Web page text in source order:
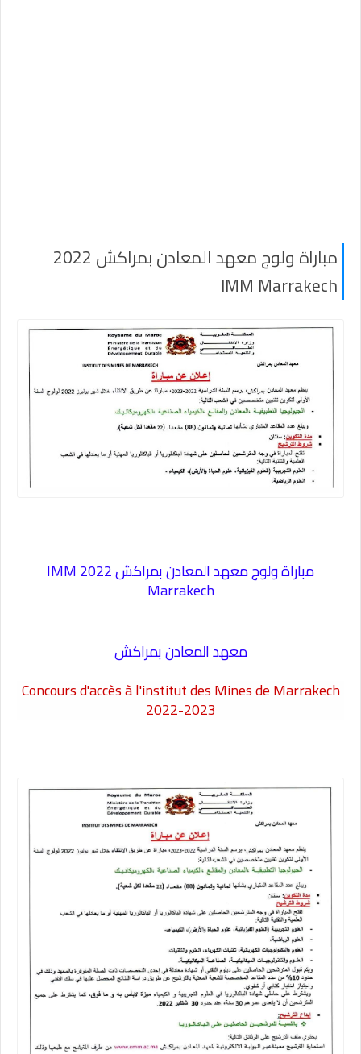
مباراة ولوج معهد المعادن بمراكش 2022
IMM Marrakech
مباراة ولوج معهد المعادن بمراكش 2022 IMM
Marrakech
معهد المعادن بمراكش
Concours d'accès à l'institut des Mines de Marrakech
2022-2023